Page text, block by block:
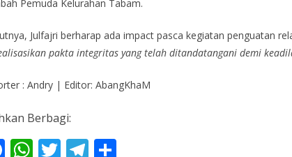
Pemuda Kelurahan Tabam.
Julfajri berharap ada impact pasca kegiatan penguatan
pakta integritas yang telah ditandatangani demi
: Andry | Editor: AbangKhaM
Berbagi:
F W T T